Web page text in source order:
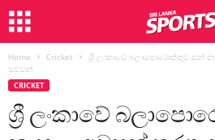
Home Cricket
ශ්‍රී ලංකාවේ බලාපොරොත්තුව සුන්
පුළුවන්
CRICKET
ශ්‍රී ලංකාවේ